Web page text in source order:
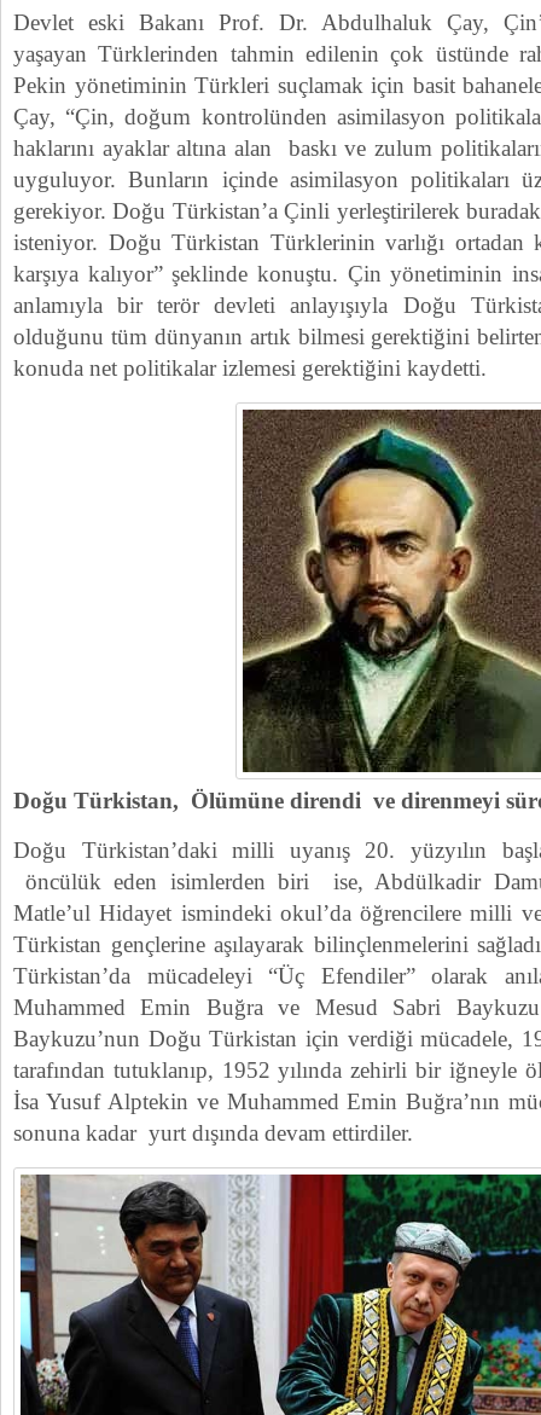
Devlet eski Bakanı Prof. Dr. Abdulhaluk Çay,
yaşayan Türklerinden tahmin edilenin çok üstünde
Pekin yönetiminin Türkleri suçlamak için basit
Çay, “Çin, doğum kontrolünden asimilasyon
haklarını ayaklar altına alan baskı ve zulum
uyguluyor. Bunların içinde asimilasyon politikaları
gerekiyor. Doğu Türkistan’a Çinli yerleştirilerek
isteniyor. Doğu Türkistan Türklerinin varlığı ortadan
karşıya kalıyor” şeklinde konuştu. Çin yönetiminin
anlamıyla bir terör devleti anlayışıyla Doğu
olduğunu tüm dünyanın artık bilmesi gerektiğini
konuda net politikalar izlemesi gerektiğini kaydetti.
Doğu Türkistan, Ölümüne direndi ve direnmeyi
Doğu Türkistan’daki milli uyanış 20. yüzyılın
öncülük eden isimlerden biri ise, Abdülkadir
Matle’ul Hidayet ismindeki okul’da öğrencilere milli
Türkistan gençlerine aşılayarak bilinçlenmelerini
Türkistan’da mücadeleyi “Üç Efendiler” olarak
Muhammed Emin Buğra ve Mesud Sabri
Baykuzu’nun Doğu Türkistan için verdiği mücadele,
tarafından tutuklanıp, 1952 yılında zehirli bir iğneyle
İsa Yusuf Alptekin ve Muhammed Emin Buğra’nın
sonuna kadar yurt dışında devam ettirdiler.